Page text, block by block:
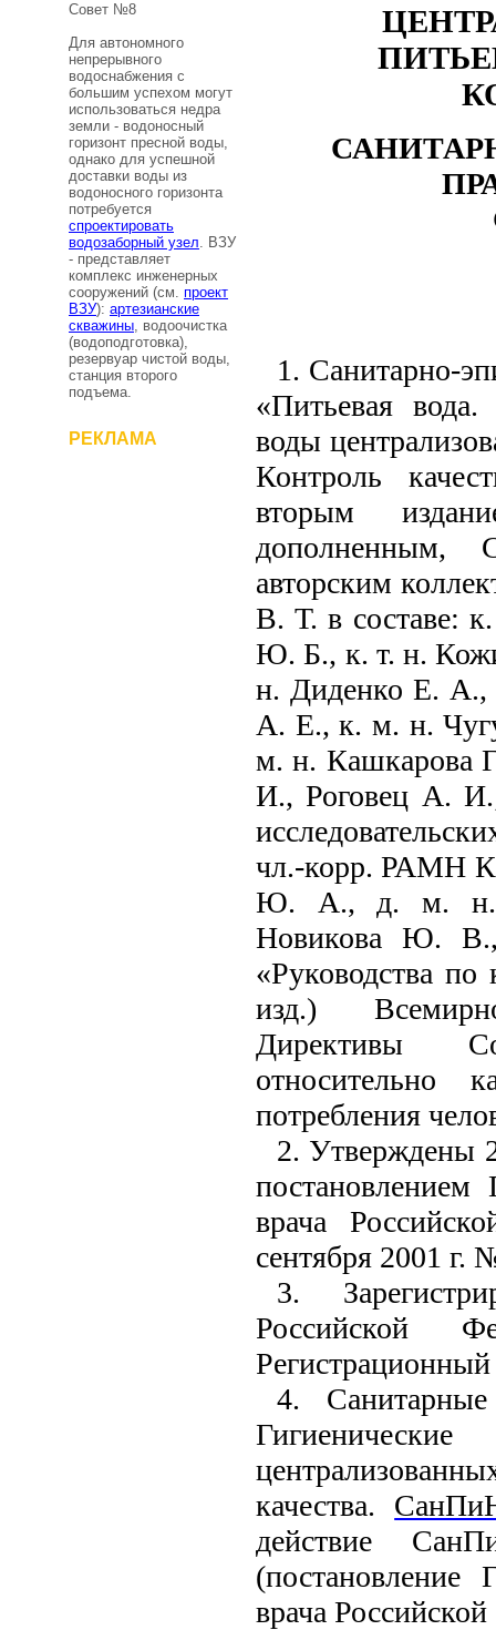
Совет №8
Для автономного
непрерывного
водоснабжения с
большим успехом могут
использоваться недра
земли - водоносный
горизонт пресной воды,
однако для успешной
доставки воды из
водоносного горизонта
потребуется
спроектировать
водозаборный узел. ВЗУ
- представляет
комплекс инженерных
сооружений (см. проект
ВЗУ): артезианские
скважины, водоочистка
(водоподготовка),
резервуар чистой воды,
станция второго
подъема.
РЕКЛАМА
1. Санитарно-
«Питьевая вода.
воды
Контроль
вторым
дополненным,
авторским
В. Т. в составе:
Ю. Б., к. т. н.
н. Диденко Е.
А. Е., к. м. н.
м. н. Кашкарова
И., Роговец А. И.;
чл.-корр. РАМН
Ю. А., д. м. н.
Новикова Ю.
«Руководства
изд.)
Директивы
относительно
потребления
2. Утверждены
постановлением
врача
сентября 2001 г.
3.
Российской
4.
качества.
действие
(постановление
врача